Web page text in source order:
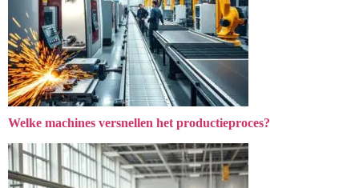
Welke machines versnellen het productieproces?